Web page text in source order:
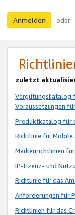
Anmelden oder
zuletzt
Vergütungskatalog
Voraussetzungen
Produktkatalog für
Richtlinie für Mobile
Markenrichtlinien
IP-Lizenz- und
Richtlinie für das
Anforderungen für
Richtlinien für das